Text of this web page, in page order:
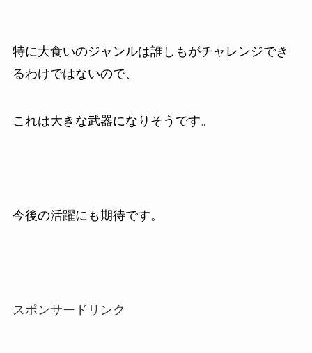
特に大食いのジャンルは誰しもがチャレンジでき
るわけではないので、
これは大きな武器になりそうです。
今後の活躍にも期待です。
スポンサードリンク